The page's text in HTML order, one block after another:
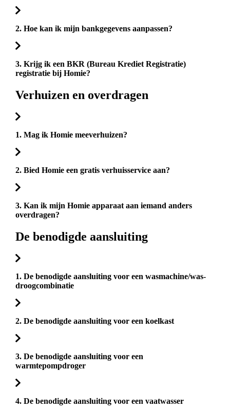
2. Hoe kan ik mijn bankgegevens aanpassen?
3. Krijg ik een BKR (Bureau Krediet Registratie)
registratie bij Homie?
Verhuizen en overdragen
1. Mag ik Homie meeverhuizen?
2. Bied Homie een gratis verhuisservice aan?
3. Kan ik mijn Homie apparaat aan iemand anders
overdragen?
De benodigde aansluiting
1. De benodigde aansluiting voor een wasmachine/was-
droogcombinatie
2. De benodigde aansluiting voor een koelkast
3. De benodigde aansluiting voor een
warmtepompdroger
4. De benodigde aansluiting voor een vaatwasser